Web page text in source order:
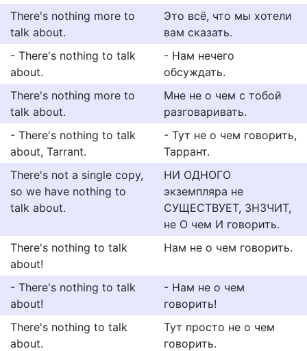
There's nothing more to
talk about.
Это всё, что мы хотели
вам сказать.
- There's nothing to talk
about.
- Нам нечего
обсуждать.
There's nothing more to
talk about.
Мне не о чем с тобой
разговаривать.
- There's nothing to talk
about, Tarrant.
- Тут не о чем говорить,
Таррант.
There's not a single copy,
so we have nothing to
talk about.
НИ ОДНОГО
экземпляра не
СУЩЕСТВУЕТ, ЗНЗЧИТ,
не О чем И говорить.
There's nothing to talk
about!
Нам не о чем говорить.
- There's nothing to talk
about!
- Нам не о чем
говорить!
There's nothing to talk
about.
Тут просто не о чем
говорить.